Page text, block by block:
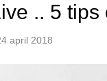
.. 5
april 2018